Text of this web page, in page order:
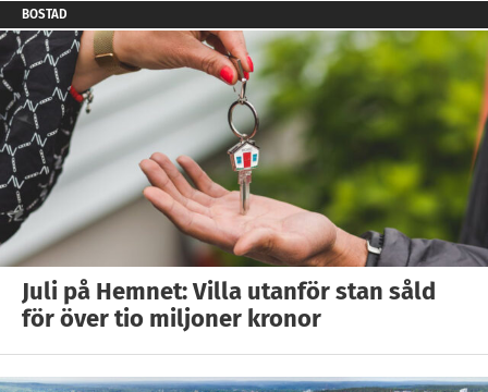
BOSTAD
Juli på Hemnet: Villa utanför stan såld
för över tio miljoner kronor